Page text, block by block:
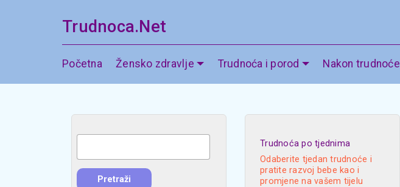
Trudnoca.Net
Početna Žensko zdravlje Trudnoća i porod Nakon trudnoće
Trudnoća po tjednima
Odaberite tjedan trudnoće i
pratite razvoj bebe kao i
promjene na vašem tijelu